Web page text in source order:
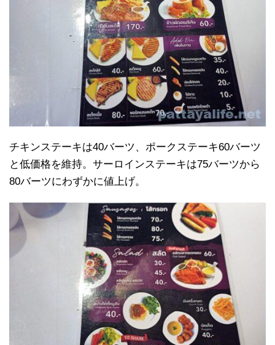
チキンステーキは40バーツ、ポークステーキ60バーツ
と低価格を維持。サーロインステーキは75バーツから
80バーツにわずかに値上げ。